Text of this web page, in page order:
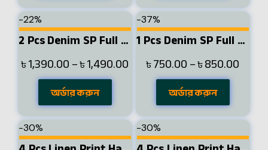
-22%
2 Pcs Denim SP Full Sleeve Shirt- Black+Light Sky
৳1,390.00–৳1,490.00
অর্ডার করুন
-37%
1 Pcs Denim SP Full Sleeve Shirt- Black
৳750.00–৳850.00
অর্ডার করুন
-30% -30%